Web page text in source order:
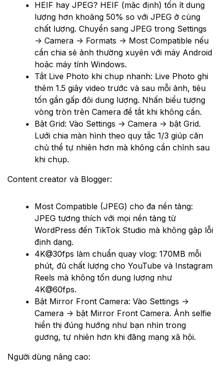
HEIF hay JPEG? HEIF (mặc định) tốn ít dung
lượng hơn khoảng 50% so với JPEG ở cùng
chất lượng. Chuyển sang JPEG trong Settings
→ Camera → Formats → Most Compatible nếu
cần chia sẻ ảnh thường xuyên với máy Android
hoặc máy tính Windows.
Tắt Live Photo khi chụp nhanh: Live Photo ghi
thêm 1.5 giây video trước và sau mỗi ảnh, tiêu
tốn gần gấp đôi dung lượng. Nhấn biểu tượng
vòng tròn trên Camera để tắt khi không cần.
Bật Grid: Vào Settings → Camera → bật Grid.
Lưới chia màn hình theo quy tắc 1/3 giúp căn
chủ thể tự nhiên hơn mà không cần chỉnh sau
khi chụp.
Content creator và Blogger:
Most Compatible (JPEG) cho đa nền tảng:
JPEG tương thích với mọi nền tảng từ
WordPress đến TikTok Studio mà không gặp lỗi
định dạng.
4K@30fps làm chuẩn quay vlog: 170MB mỗi
phút, đủ chất lượng cho YouTube và Instagram
Reels mà không tốn dung lượng như
4K@60fps.
Bật Mirror Front Camera: Vào Settings →
Camera → bật Mirror Front Camera. Ảnh selfie
hiển thị đúng hướng như bạn nhìn trong
gương, tự nhiên hơn khi đăng mạng xã hội.
Người dùng nâng cao: